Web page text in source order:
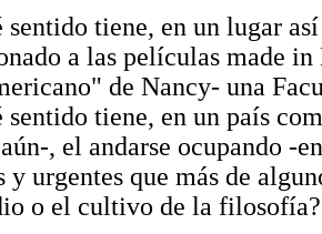
sentido tiene, en un lugar
a las películas made
de Nancy- una
sentido tiene, en un país
, el andarse ocupando -
y urgentes que más de
o el cultivo de la filosofía?